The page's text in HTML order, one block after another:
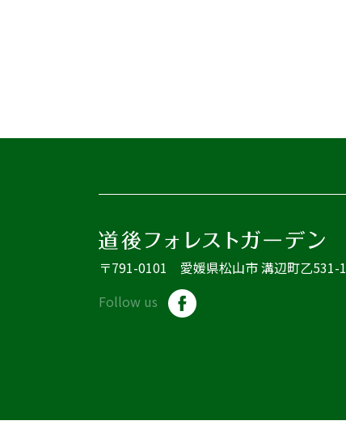
〒791-0101 愛媛県松山市 溝辺町乙531-1
Follow us